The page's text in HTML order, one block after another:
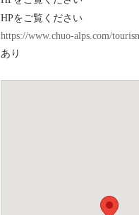
HPをご覧ください
https://www.chuo-alps.com/
あり